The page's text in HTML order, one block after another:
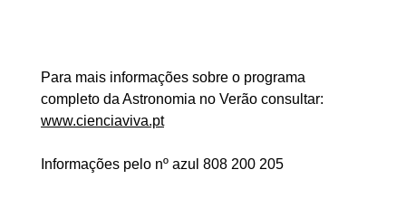
Para mais informações sobre o programa
completo da Astronomia no Verão consultar:
www.cienciaviva.pt
Informações pelo nº azul 808 200 205